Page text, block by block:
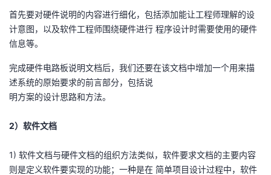
首先要对硬件说明的内容进行细化，包括添加能让工程师理解的设
计意图，以及软件工程师围绕硬件进行 程序设计时需要使用的硬件
信息等。
完成硬件电路板说明文档后，我们还要在该文档中增加一个用来描
述系统的原始要求的前言部分，包括说
明方案的设计思路和方法。
2）软件文档
1) 软件文档与硬件文档的组织方法类似，软件要求文档的主要内容
则是定义软件要实现的功能；一种是在 简单项目设计过程中，软件